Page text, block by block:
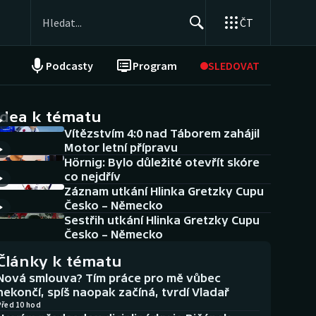
ČT
Podcasty Program SLEDOVAT
NEPŘEHLÉDNĚTE
Historické návraty
Aplikace ČT sport
AZ kvíz
k tématu
Vítězstvím 4:0 nad Táborem zahájil
Motor letní přípravu
Hörnig: Bylo důležité otevřít skóre
co nejdřív
Záznam utkání Hlinka Gretzky Cupu
Česko – Německo
Sestřih utkání Hlinka Gretzky Cupu
Česko – Německo
k tématu
smlouva? Tím práce pro mě vůbec
spíš naopak začíná, tvrdí Vladař
10 hod